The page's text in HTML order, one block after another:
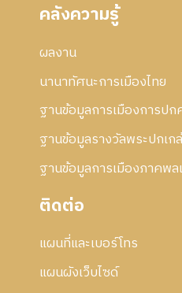
คลังความรู้
ผลงาน
นานาทัศนะการเมืองไทย
ฐานข้อมูลการเมืองการปก
ฐานข้อมูลรางวัลพระปกเก
ฐานข้อมูลการเมืองภาคพล
ติดต่อ
แผนที่และเบอร์โทร
แผนผังเว็บไซด์